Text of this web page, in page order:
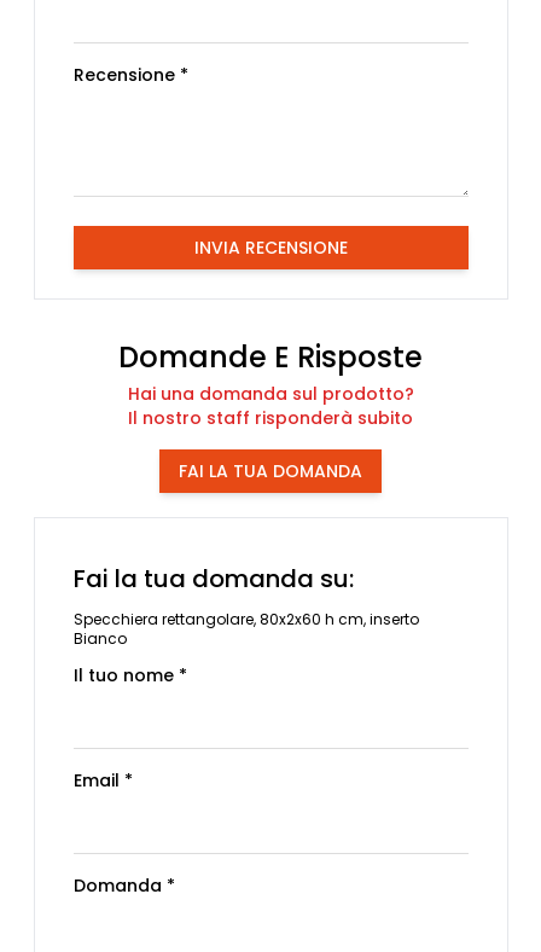
Recensione *
INVIA RECENSIONE
Domande E Risposte
Hai una domanda sul prodotto?
Il nostro staff risponderà subito
FAI LA TUA DOMANDA
Fai la tua domanda su:
Specchiera rettangolare, 80x2x60 h cm, inserto
Bianco
Il tuo nome *
Email *
Domanda *